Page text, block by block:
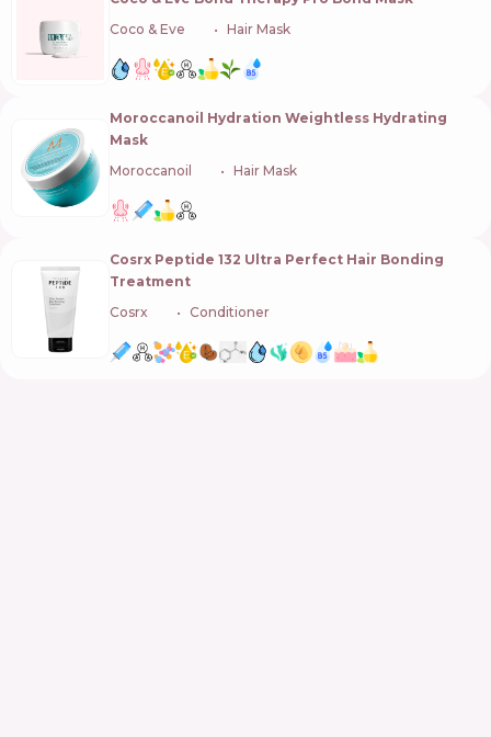
Coco & Eve
Hair Mask
Moroccanoil Hydration Weightless Hydrating
Mask
Moroccanoil
Hair Mask
Cosrx Peptide 132 Ultra Perfect Hair Bonding
Treatment
Cosrx
Conditioner